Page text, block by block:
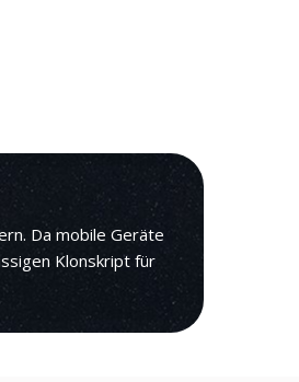
Da mobile Geräte
Klonskript für